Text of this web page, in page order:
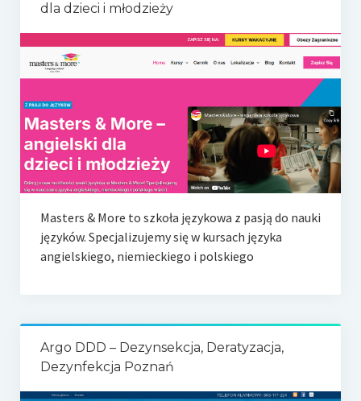
dla dzieci i młodzieży
Masters & More to szkoła językowa z pasją do nauki
języków. Specjalizujemy się w kursach języka
angielskiego, niemieckiego i polskiego
Argo DDD – Dezynsekcja, Deratyzacja,
Dezynfekcja Poznań